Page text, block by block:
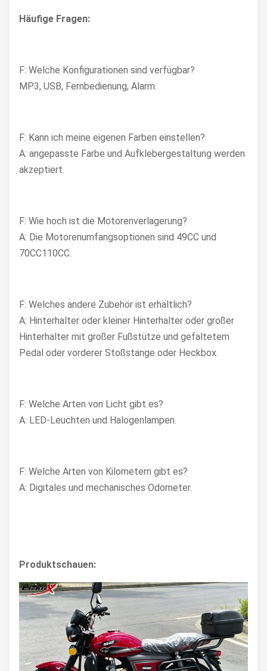
Häufige Fragen:
F: Welche Konfigurationen sind verfügbar?
MP3, USB, Fernbedienung, Alarm.
F: Kann ich meine eigenen Farben einstellen?
A: angepasste Farbe und Aufklebergestaltung werden
akzeptiert.
F: Wie hoch ist die Motorenverlagerung?
A: Die Motorenumfangsoptionen sind 49CC und
70CC110CC.
F: Welches andere Zubehör ist erhältlich?
A: Hinterhalter oder kleiner Hinterhalter oder großer
Hinterhalter mit großer Fußstütze und gefaltetem
Pedal oder vorderer Stoßstange oder Heckbox.
F: Welche Arten von Licht gibt es?
A: LED-Leuchten und Halogenlampen.
F: Welche Arten von Kilometern gibt es?
A: Digitales und mechanisches Odometer.
Produktschauen: